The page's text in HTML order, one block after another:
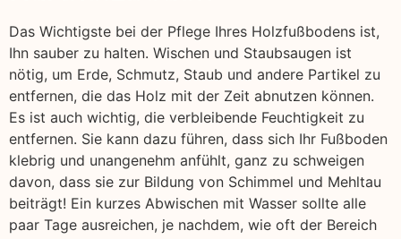
Das Wichtigste bei der Pflege Ihres Holzfußbodens ist,
Ihn sauber zu halten. Wischen und Staubsaugen ist
nötig, um Erde, Schmutz, Staub und andere Partikel zu
entfernen, die das Holz mit der Zeit abnutzen können.
Es ist auch wichtig, die verbleibende Feuchtigkeit zu
entfernen. Sie kann dazu führen, dass sich Ihr Fußboden
klebrig und unangenehm anfühlt, ganz zu schweigen
davon, dass sie zur Bildung von Schimmel und Mehltau
beiträgt! Ein kurzes Abwischen mit Wasser sollte alle
paar Tage ausreichen, je nachdem, wie oft der Bereich